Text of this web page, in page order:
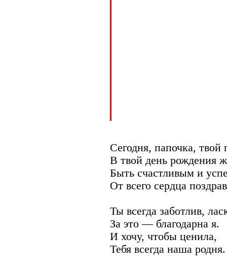
Сегодня, папочка, твой
В твой день рождения
Быть счастливым и
От всего сердца
Ты всегда заботлив,
За это — благодарна я.
И хочу, чтобы ценила,
Тебя всегда наша родня.